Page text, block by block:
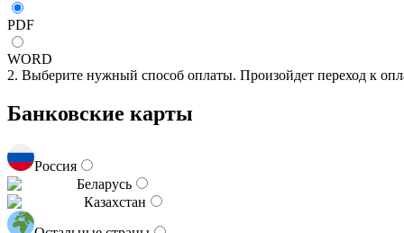
PDF
WORD
2. Выберите нужный способ оплаты. Произойдет переход к
Банковские карты
Россия
Беларусь
Казахстан